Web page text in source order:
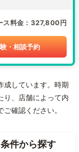
ス料金 327,800円
・相談予約
成しています。時期
り、店舗によって内
確認ください。
件から探す